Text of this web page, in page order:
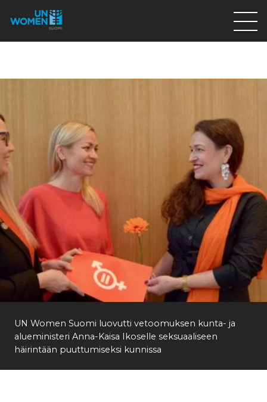
Osallistu
Ajankohtaista
Tietoa meistä
På Svenska
Valikon rivi
Lahjoita
Etsi
UN Women Suomi luovutti vetoomuksen kunta- ja
alueministeri Anna-Kaisa Ikoselle seksuaaliseen
häirintään puuttumiseksi kunnissa